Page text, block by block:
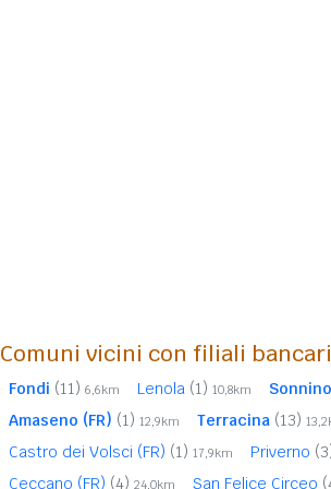
Comuni vicini con filiali
Fondi (11) 6,6km Lenola (1) 10,8km Sonnino
Amaseno (FR) (1) 12,9km Terracina (13)
Castro dei Volsci (FR) (1) 17,9km Priverno
Ceccano (FR) (4) 24,0km San Felice Circeo